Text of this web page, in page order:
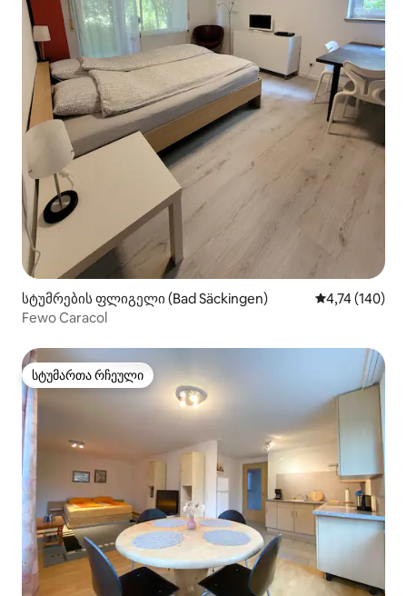
სტუმრების ფლიგელი (Bad Säckingen) საშუალო
4,74 (140)
Fewo Caracol
სტუმართა რჩეული
სტუმართა რჩეული